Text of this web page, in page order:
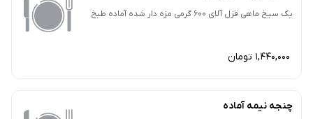
یک سیخ ماهی قزل آلای 600 گرمی مزه دار شده آماده طبخ
1,440,000 تومان
چنجه نیمه آماده